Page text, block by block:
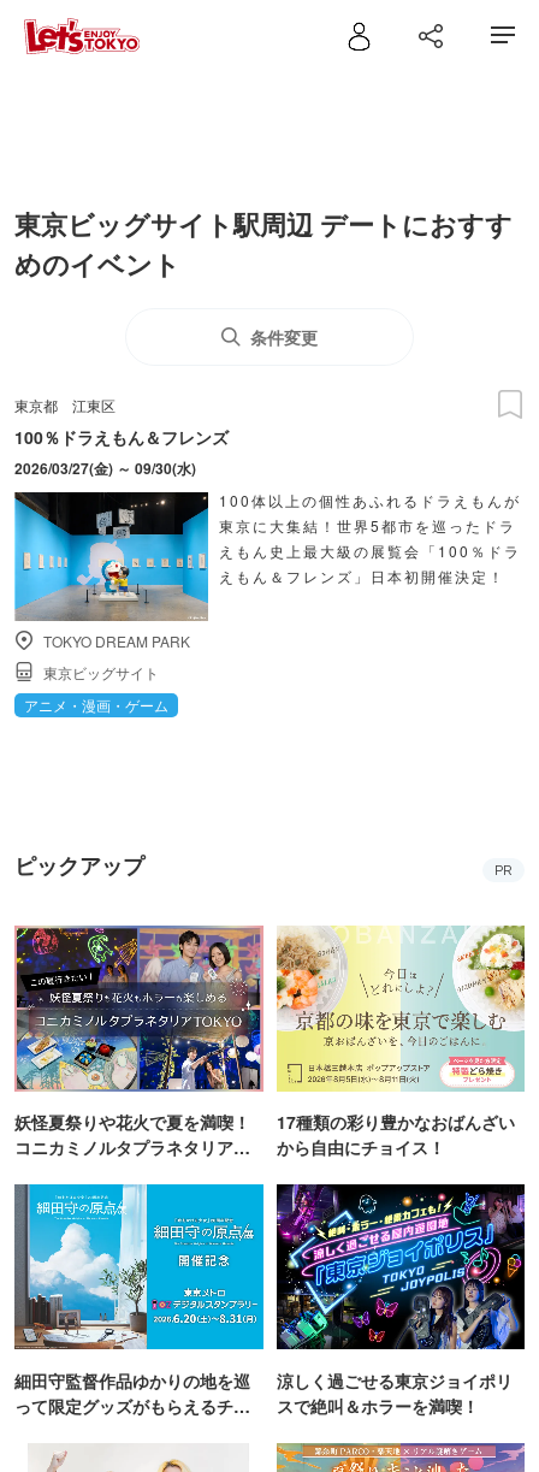
東京ビッグサイト駅周辺 デートにおすす
めのイベント
条件変更
東京都 江東区
100％ドラえもん＆フレンズ
2026/03/27(金) ～ 09/30(水)
100体以上の個性あふれるドラえもんが
東京に大集結！世界5都市を巡ったドラ
えもん史上最大級の展覧会「100％ドラ
えもん＆フレンズ」日本初開催決定！
TOKYO DREAM PARK
東京ビッグサイト
アニメ・漫画・ゲーム
ピックアップ PR
妖怪夏祭りや花火で夏を満喫！
コニカミノルタプラネタリア
17種類の彩り豊かなおばんざい
から自由にチョイス！
細田守監督作品ゆかりの地を巡
って限定グッズがもらえるチャ
涼しく過ごせる東京ジョイポリ
スで絶叫＆ホラーを満喫！